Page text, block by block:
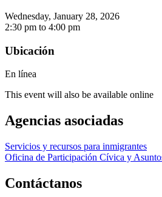
Wednesday, January 28, 2026
2:30 pm to 4:00 pm
Ubicación
En línea
This event will also be available online
Agencias asociadas
Servicios y recursos para inmigrantes
Oficina de Participación Cívica y
Contáctanos